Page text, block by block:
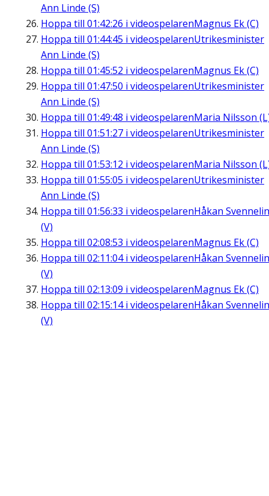
Ann Linde (S)
Hoppa till 01:42:26 i videospelarenMagnus Ek (C)
Hoppa till 01:44:45 i videospelarenUtrikesminister
Ann Linde (S)
Hoppa till 01:45:52 i videospelarenMagnus Ek (C)
Hoppa till 01:47:50 i videospelarenUtrikesminister
Ann Linde (S)
Hoppa till 01:49:48 i videospelarenMaria Nilsson
Hoppa till 01:51:27 i videospelarenUtrikesminister
Ann Linde (S)
Hoppa till 01:53:12 i videospelarenMaria Nilsson
Hoppa till 01:55:05 i videospelarenUtrikesminister
Ann Linde (S)
Hoppa till 01:56:33 i videospelarenHåkan
(V)
Hoppa till 02:08:53 i videospelarenMagnus Ek (C)
Hoppa till 02:11:04i videospelarenHåkan
(V)
Hoppa till 02:13:09 i videospelarenMagnus Ek (C)
Hoppa till 02:15:14i videospelarenHåkan
(V)